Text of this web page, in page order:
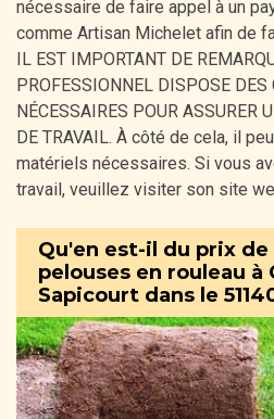
nécessaire de faire appel à un
comme Artisan Michelet afin de
IL EST IMPORTANT DE
PROFESSIONNEL DISPOSE DES
NÉCESSAIRES POUR ASSURER
DE TRAVAIL. À côté de cela, il
matériels nécessaires. Si vous
travail, veuillez visiter son site
Qu'en est-il du prix de
pelouses en rouleau à
Sapicourt dans le